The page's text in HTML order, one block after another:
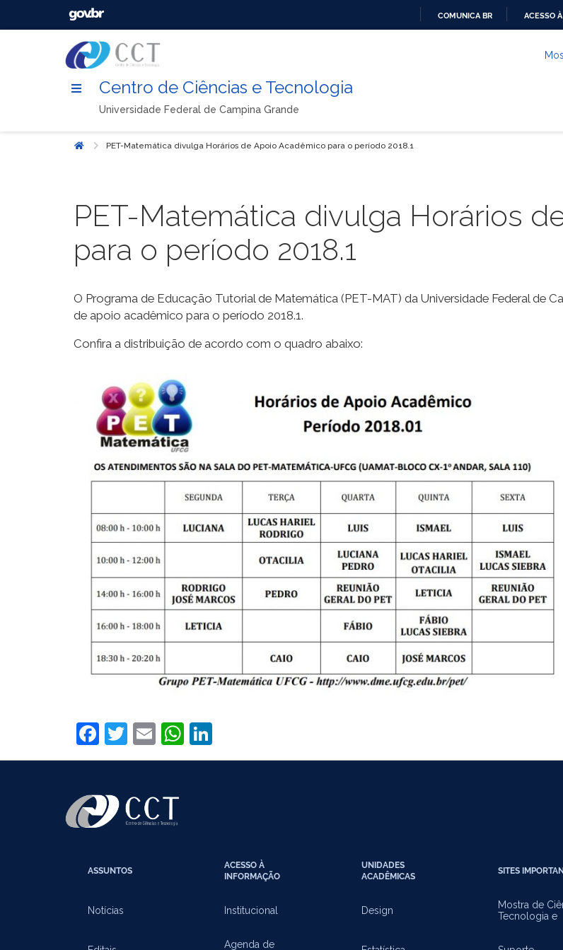
COMUNICA BR ACESSO
Centro de Ciências e Tecnologia
Universidade Federal de Campina Grande
Início PET-Matemática divulga Horários de Apoio Acadêmico para o período 2018.1
PET-Matemática divulga Horários
para o período 2018.1
O Programa de Educação Tutorial de Matemática (PET-MAT) da Universidade Federal de
de apoio acadêmico para o período 2018.1.
Confira a distribuição de acordo com o quadro abaixo:
Facebook
Twitter
EmailWhatsApp
ASSUNTOS
Notícias
ACESSO À
INFORMAÇÃO
Institucional
Agenda de
UNIDADES
ACADÊMICAS
Design
SITES
Mostra de
Tecnologia e